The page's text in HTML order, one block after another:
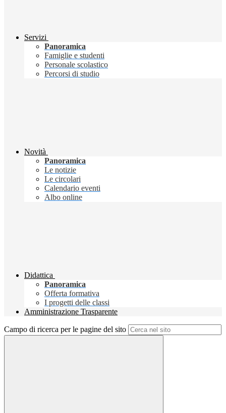
Servizi
Panoramica
Famiglie e studenti
Personale scolastico
Percorsi di studio
Novità
Panoramica
Le notizie
Le circolari
Calendario eventi
Albo online
Didattica
Panoramica
Offerta formativa
I progetti delle classi
Amministrazione Trasparente
Campo di ricerca per le pagine del sito